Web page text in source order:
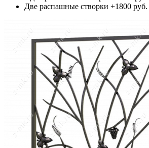
Две распашные створки +1800 руб.